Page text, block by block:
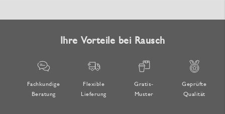
Ihre Vorteile bei Rausch
Fachkundige
Beratung
Flexible
Lieferung
Gratis-
Muster
Geprüfte
Qualität